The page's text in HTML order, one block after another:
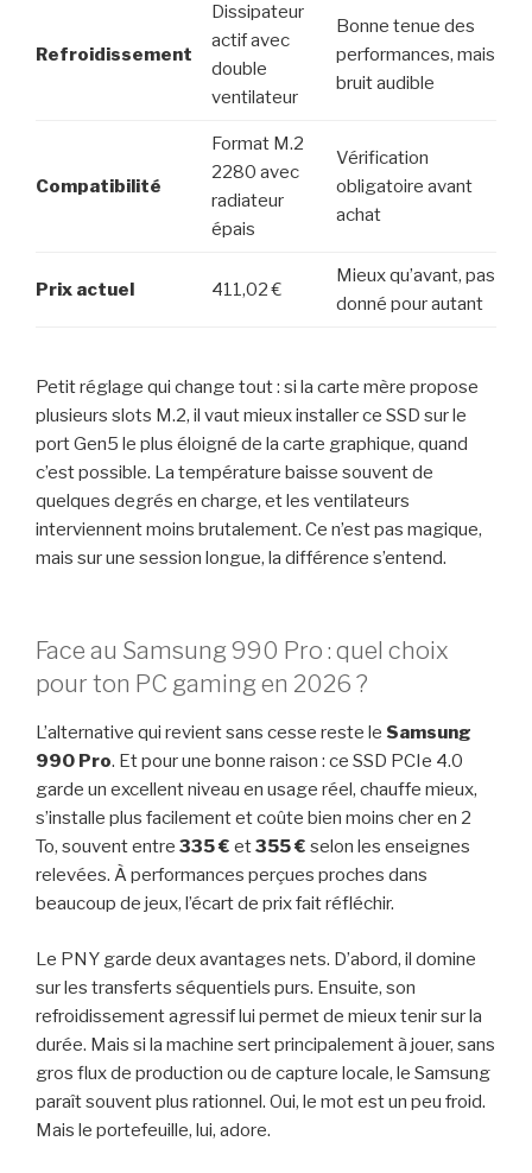
Refroidissement
Dissipateur
actif avec
double
ventilateur
Bonne tenue des
performances, mais
bruit audible
Compatibilité
Format M.2
2280 avec
radiateur
épais
Vérification
obligatoire avant
achat
Prix actuel 411,02 €
Mieux qu’avant, pas
donné pour autant
Petit réglage qui change tout : si la carte mère propose
plusieurs slots M.2, il vaut mieux installer ce SSD sur le
port Gen5 le plus éloigné de la carte graphique, quand
c’est possible. La température baisse souvent de
quelques degrés en charge, et les ventilateurs
interviennent moins brutalement. Ce n’est pas magique,
mais sur une session longue, la différence s’entend.
Face au Samsung 990 Pro : quel choix
pour ton PC gaming en 2026 ?
L’alternative qui revient sans cesse reste le Samsung
990 Pro. Et pour une bonne raison : ce SSD PCIe 4.0
garde un excellent niveau en usage réel, chauffe mieux,
s’installe plus facilement et coûte bien moins cher en 2
To, souvent entre 335 € et355 € selon les enseignes
relevées. À performances perçues proches dans
beaucoup de jeux, l’écart de prix fait réfléchir.
Le PNY garde deux avantages nets. D’abord, il domine
sur les transferts séquentiels purs. Ensuite, son
refroidissement agressif lui permet de mieux tenir sur la
durée. Mais si la machine sert principalement à jouer, sans
gros flux de production ou de capture locale, le Samsung
paraît souvent plus rationnel. Oui, le mot est un peu froid.
Mais le portefeuille, lui, adore.